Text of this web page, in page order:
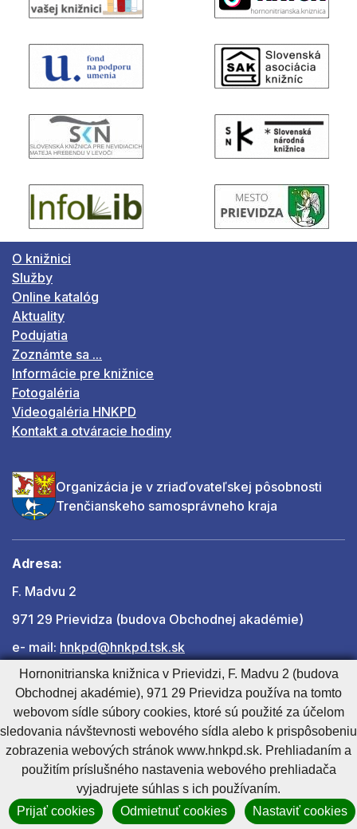
O knižnici
Služby
Online katalóg
Aktuality
Podujatia
Zoznámte sa ...
Informácie pre knižnice
Fotogaléria
Videogaléria HNKPD
Kontakt a otváracie hodiny
Organizácia je v zriaďovateľskej pôsobnosti
Trenčianskeho samosprávneho kraja
Adresa:
F. Madvu 2
971 29 Prievidza (budova Obchodnej akadémie)
e- mail: hnkpd@hnkpd.tsk.sk
Ďalšie kontakty
Cookies nastavenieCookies - viac informáciíVyhlásenie o prístupnosti
Technický prevádzkovateľ
Správca obsahu
GenerujeCMS BUXUS
Hornonitrianska knižnica v Prievidzi, F. Madvu 2 (budova
Obchodnej akadémie), 971 29 Prievidza používa na tomto
webovom sídle súbory cookies, ktoré sú použité za účelom
sledovania návštevnosti webového sídla alebo k prispôsobeniu
zobrazenia webových stránok www.hnkpd.sk. Prehliadaním a
použitím príslušného nastavenia webového prehliadača
vyjadrujete súhlas s ich používaním.
Prijať cookies
Odmietnuť cookies Nastaviť cookies